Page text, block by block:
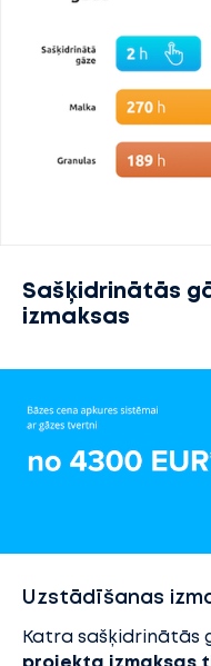
Sašķidrinātās
izmaksas
Uzstādīšanas
Katra sašķidrinātās